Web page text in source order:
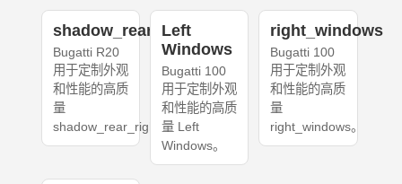
shadow_rear_right
Bugatti R20
用于定制外观
和性能的高质
量
shadow_rear_right。
Left
Windows
Bugatti 100
用于定制外观
和性能的高质
量 Left
Windows。
right_windows
Bugatti 100
用于定制外观
和性能的高质
量
right_windows。